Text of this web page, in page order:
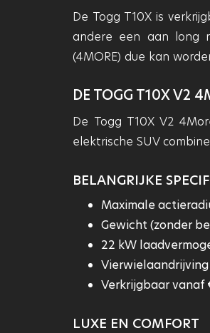
De Togg T10X is
andere een aan long
(4MORE) due kan
DE TOGG T10X V2
De Togg T10X V2
elektrische SUV
BELANGRIJKE
Maximale
Gewicht (zonder
22 kW
Verkrijgbaar vanaf
LUXE EN COMFORT